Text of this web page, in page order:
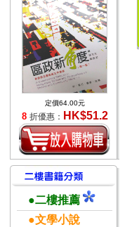
定價64.00元
8 折優惠： HK$51.2
●二樓推薦
●文學小說